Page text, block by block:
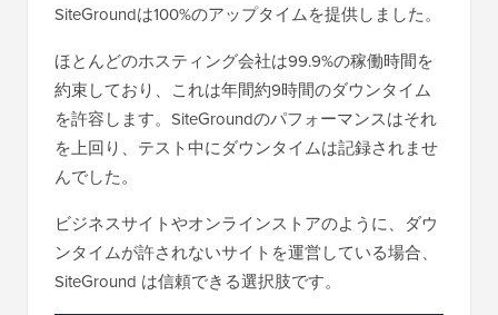
SiteGroundは100%のアップタイムを提供しました。
ほとんどのホスティング会社は99.9%の稼働時間を
約束しており、これは年間約9時間のダウンタイム
を許容します。SiteGroundのパフォーマンスはそれ
を上回り、テスト中にダウンタイムは記録されませ
んでした。
ビジネスサイトやオンラインストアのように、ダウ
ンタイムが許されないサイトを運営している場合、
SiteGround は信頼できる選択肢です。